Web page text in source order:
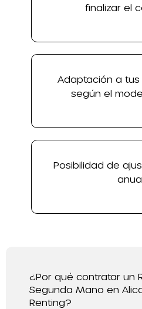
finalizar el
Adaptación a
según el
Posibilidad de
¿Por qué contratar un
Segunda Mano en
Renting?